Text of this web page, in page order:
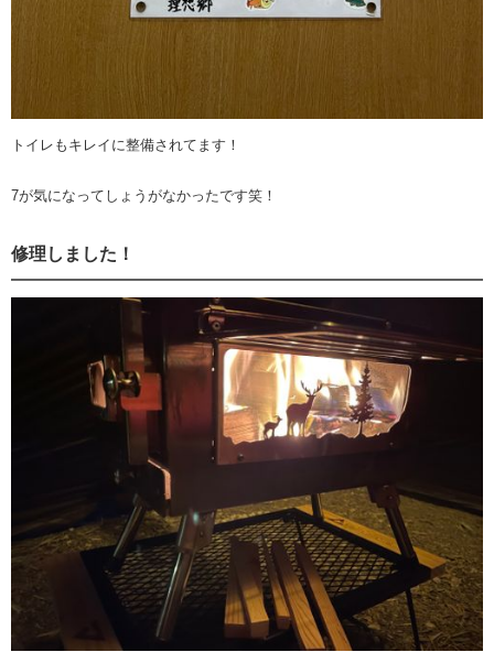
トイレもキレイに整備されてます！
7が気になってしょうがなかったです笑！
修理しました！